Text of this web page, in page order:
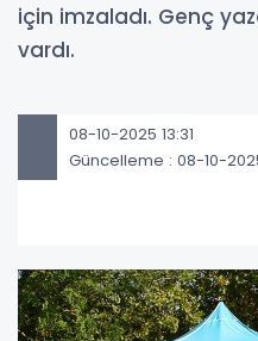
için imzaladı. Genç
vardı.
08-10-2025 13:31
Güncelleme : 08-10-